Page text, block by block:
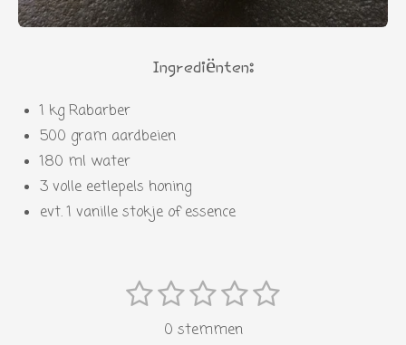
Ingrediënten:
1 kg Rabarber
500 gram aardbeien
180 ml water
3 volle eetlepels honing
evt. 1 vanille stokje of essence
1 2
s
3
s
4
s
5
0 stemmen